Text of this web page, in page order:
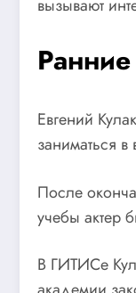
вызывают
Евгений
заниматься в
После
учебы актер
В ГИТИСе